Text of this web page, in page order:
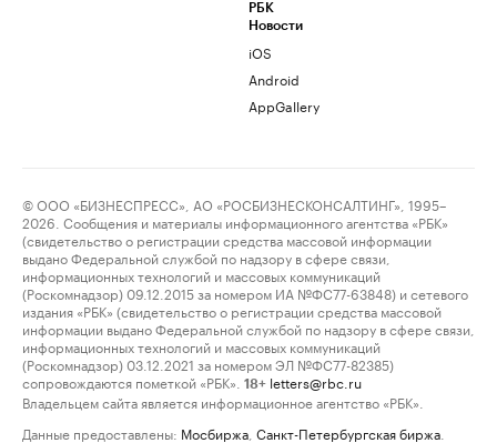
РБК
Новости
iOS
Android
AppGallery
© ООО «БИЗНЕСПРЕСС», АО «РОСБИЗНЕСКОНСАЛТИНГ», 1995–
2026. Сообщения и материалы информационного агентства «РБК»
(свидетельство о регистрации средства массовой информации
выдано Федеральной службой по надзору в сфере связи,
информационных технологий и массовых коммуникаций
(Роскомнадзор) 09.12.2015 за номером ИА №ФС77-63848) и сетевого
издания «РБК» (свидетельство о регистрации средства массовой
информации выдано Федеральной службой по надзору в сфере связи,
информационных технологий и массовых коммуникаций
(Роскомнадзор) 03.12.2021 за номером ЭЛ №ФС77-82385)
сопровождаются пометкой «РБК».
18+ letters@rbc.ru
Владельцем сайта является информационное агентство «РБК».
Данные предоставлены: Мосбиржа Санкт-Петербургская биржа